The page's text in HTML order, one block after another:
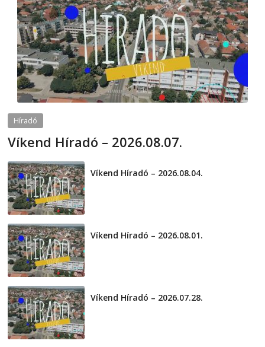
Híradó
Víkend Híradó – 2026.08.07.
Víkend Híradó – 2026.08.04.
Víkend Híradó – 2026.08.01.
Víkend Híradó – 2026.07.28.